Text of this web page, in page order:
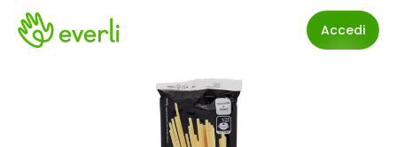
Accedi